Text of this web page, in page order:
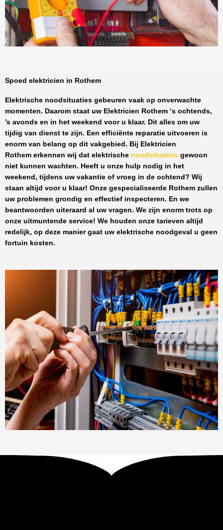
Spoed elektricien in Rothem
Elektrische noodsituaties gebeuren vaak op onverwachte
momenten. Daarom staat uw Elektricien Rothem ‘s ochtends,
’s avonds en in het weekend voor u klaar. Dit alles om uw
tijdig van dienst te zijn. Een efficiënte reparatie uitvoeren is
enorm van belang op dit vakgebied. Bij Elektricien
Rothem erkennen wij dat elektrische noodsituaties gewoon
niet kunnen wachten. Heeft u onze hulp nodig in het
weekend, tijdens uw vakantie of vroeg in de ochtend? Wij
staan altijd voor u klaar! Onze gespecialiseerde Rothem zullen
uw problemen grondig en effectief inspecteren. En we
beantwoorden uiteraard al uw vragen. We zijn enorm trots op
onze uitmuntende service! We houden onze tarieven altijd
redelijk, op deze manier gaat uw elektrische noodgeval u geen
fortuin kosten.